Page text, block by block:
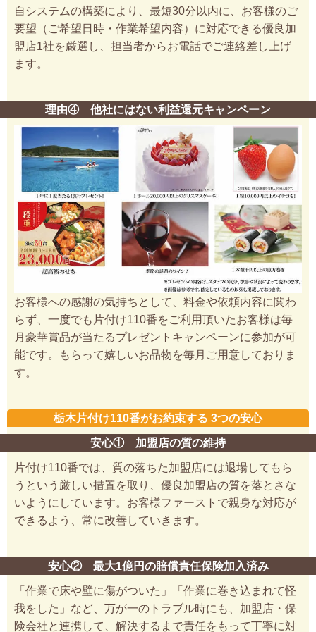
自システムの構築により、最短30分以内に、お客様のご
要望（ご希望日時・作業希望内容）に対応できる優良加
盟店1社を厳選し、担当者からお電話でご連絡差し上げ
ます。
理由④ 他社にはない利益還元キャンペーン
お客様への感謝の気持ちとして、料金や依頼内容に関わ
らず、一度でも片付け110番をご利用頂いたお客様は毎
月豪華賞品が当たるプレゼントキャンペーンに参加が可
能です。もらって嬉しいお品物を毎月ご用意しておりま
す。
栃木片付け110番がお約束する 3つの安心
安心① 加盟店の質の維持
片付け110番では、質の落ちた加盟店には退場してもら
うという厳しい措置を取り、優良加盟店の質を落とさな
いようにしています。お客様ファーストで親身な対応が
できるよう、常に改善していきます。
安心② 最大1億円の賠償責任保険加入済み
「作業で床や壁に傷がついた」「作業に巻き込まれて怪
我をした」など、万が一のトラブル時にも、加盟店・保
険会社と連携して、解決するまで責任をもって丁寧に対